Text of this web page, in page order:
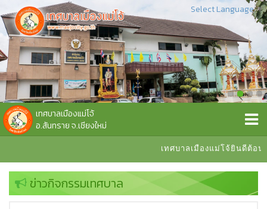
เทศบาลเมืองแม่โจ้
อ.สันทราย จ.เชียงใหม่
Select Language▼
ข่าวกิจกรรมเทศบาล